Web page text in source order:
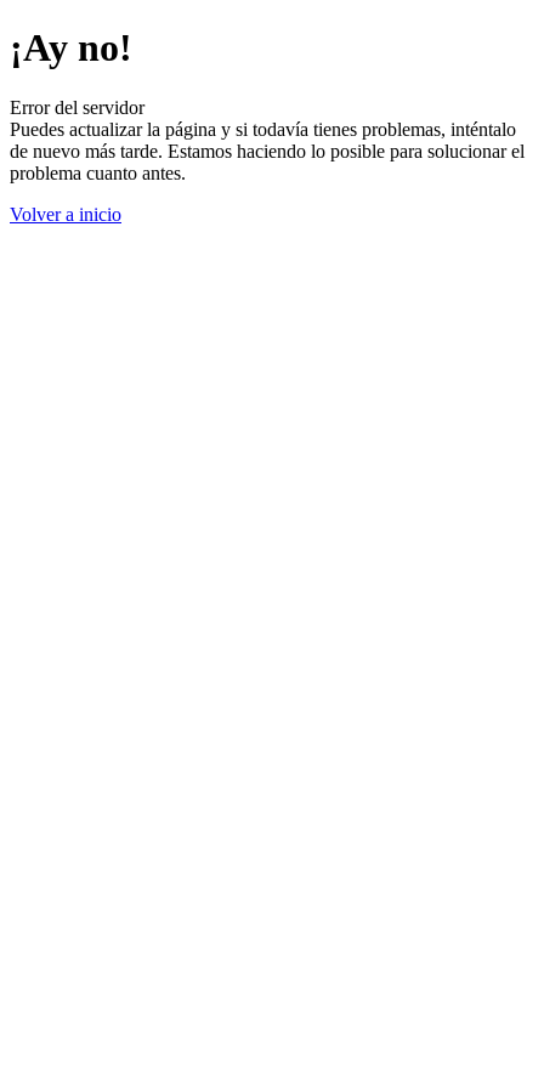
¡Ay no!
Error del servidor
Puedes actualizar la página y si todavía tienes problemas, inténtalo
de nuevo más tarde. Estamos haciendo lo posible para solucionar el
problema cuanto antes.
Volver a inicio